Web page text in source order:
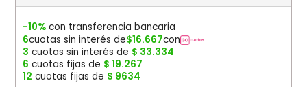
-10% con transferencia bancaria
6cuotas sin interés de$16.667con
3 cuotas sin interés de $ 33.334
6 cuotas fijas de $ 19.267
12 cuotas fijas de $ 9634